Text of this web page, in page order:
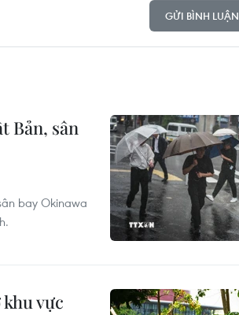
GỬI BÌNH LUẬN
Bản, sân
bay Okinawa
vực